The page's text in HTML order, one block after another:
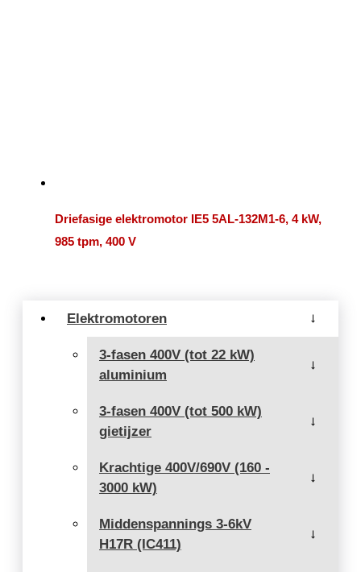
Elektromotoren →
3-fasen 400V (tot 22 kW)
aluminium
→
3-fasen 400V (tot 500 kW)
gietijzer
→
Krachtige 400V/690V (160 -
3000 kW)
→
Middenspannings 3-6kV
H17R (IC411)
→
Driefasige elektromotor IE5 5AL-132M1-6, 4 kW,
985 tpm, 400 V